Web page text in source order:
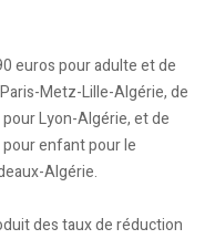
euros pour adulte et de
Metz-Lille-Algérie, de
Lyon-Algérie, et de
enfant pour le
Algérie.
des taux de réduction